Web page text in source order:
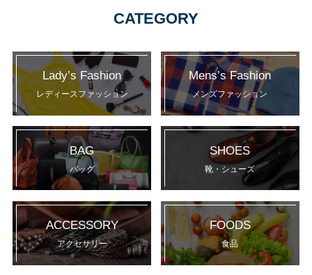
CATEGORY
Lady’s Fashion
レディースファッション
Mens’s Fashion
メンズファッション
BAG
バッグ
SHOES
靴・シューズ
ACCESSORY
アクセサリー
FOODS
食品